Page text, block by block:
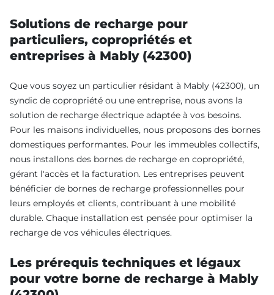
Solutions de recharge pour
particuliers, copropriétés et
entreprises à Mably (42300)
Que vous soyez un particulier résidant à Mably (42300), un
syndic de copropriété ou une entreprise, nous avons la
solution de recharge électrique adaptée à vos besoins.
Pour les maisons individuelles, nous proposons des bornes
domestiques performantes. Pour les immeubles collectifs,
nous installons des bornes de recharge en copropriété,
gérant l'accès et la facturation. Les entreprises peuvent
bénéficier de bornes de recharge professionnelles pour
leurs employés et clients, contribuant à une mobilité
durable. Chaque installation est pensée pour optimiser la
recharge de vos véhicules électriques.
Les prérequis techniques et légaux
pour votre borne de recharge à Mably